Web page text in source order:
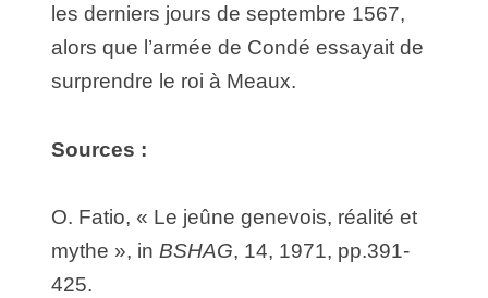
les derniers jours de septembre 1567,
alors que l’armée de Condé essayait de
surprendre le roi à Meaux.
Sources :
O. Fatio, « Le jeûne genevois, réalité et
mythe », in BSHAG, 14, 1971, pp.391-
425.